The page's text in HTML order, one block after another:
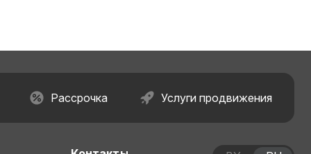
Рассрочка Услуги продвижения